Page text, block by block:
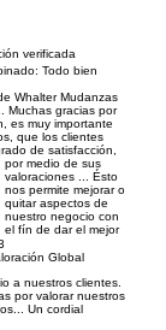
verificada
Todo bien
Global
Whalter Mudanzas
Muchas gracias por
es muy importante
que los clientes
de satisfacción,
por medio de sus
valoraciones ... Ésto
nos permite mejorar o
quitar aspectos de
nuestro negocio con
el fín de dar el mejor
a nuestros clientes.
por valorar nuestros
Un cordial